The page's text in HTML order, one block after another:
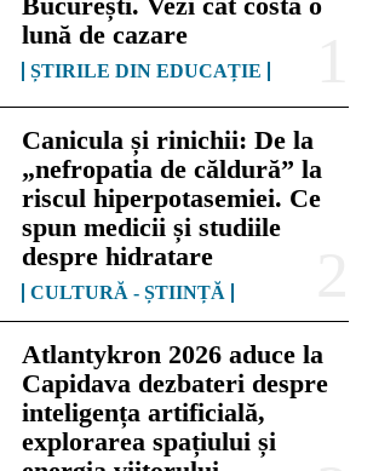
lună de cazare
ȘTIRILE DIN EDUCAȚIE
Canicula și rinichii: De la
„nefropatia de căldură” la
riscul hiperpotasemiei. Ce
spun medicii și studiile
despre hidratare
CULTURĂ - ȘTIINȚĂ
Atlantykron 2026 aduce la
Capidava dezbateri despre
inteligența artificială,
explorarea spațiului și